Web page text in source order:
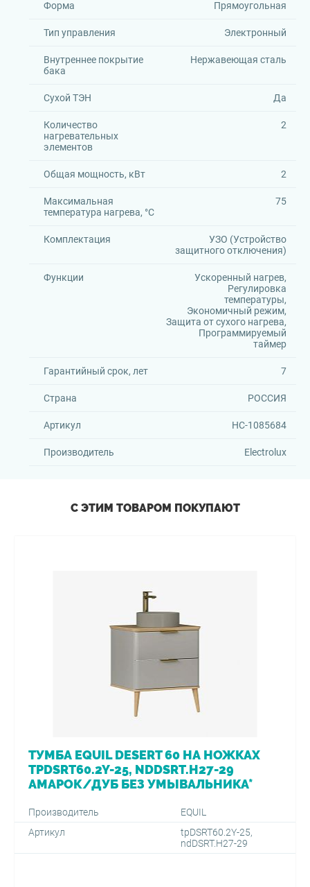
Форма Прямоугольная
Тип управления Электронный
Внутреннее покрытие
бака
Нержавеющая сталь
Сухой ТЭН Да
Количество
нагревательных
элементов
2
Общая мощность, кВт 2
Максимальная
температура нагрева, °C
75
Комплектация
УЗО (Устройство
защитного отключения)
Функции
Ускоренный нагрев,
Регулировка
температуры,
Экономичный режим,
Защита от сухого нагрева,
Программируемый
таймер
Гарантийный срок, лет 7
Страна РОССИЯ
Артикул HC-1085684
Производитель Electrolux
С ЭТИМ ТОВАРОМ ПОКУПАЮТ
ТУМБА EQUIL DESERT 60 НА НОЖКАХ
TPDSRT60.2Y-25, NDDSRT.H27-29
АМАРОК/ДУБ БЕЗ УМЫВАЛЬНИКА*
Производитель
EQUIL
Артикул
tpDSRT60.2Y-25,
ndDSRT.H27-29